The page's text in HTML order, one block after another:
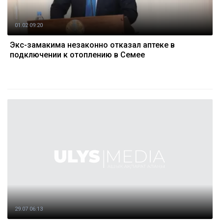
01.02 09:20
Экс-замакима незаконно отказал аптеке в
подключении к отоплению в Семее
29.07 06:13